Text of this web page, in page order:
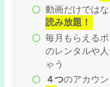
動画だけではな
読み放題！
毎月もらえるポ
のレンタルや
ゃう
４つのアカウ